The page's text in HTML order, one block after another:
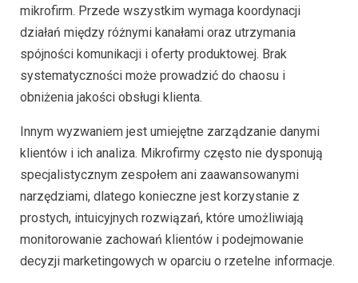
mikrofirm. Przede wszystkim wymaga koordynacji
działań między różnymi kanałami oraz utrzymania
spójności komunikacji i oferty produktowej. Brak
systematyczności może prowadzić do chaosu i
obniżenia jakości obsługi klienta.
Innym wyzwaniem jest umiejętne zarządzanie danymi
klientów i ich analiza. Mikrofirmy często nie dysponują
specjalistycznym zespołem ani zaawansowanymi
narzędziami, dlatego konieczne jest korzystanie z
prostych, intuicyjnych rozwiązań, które umożliwiają
monitorowanie zachowań klientów i podejmowanie
decyzji marketingowych w oparciu o rzetelne informacje.